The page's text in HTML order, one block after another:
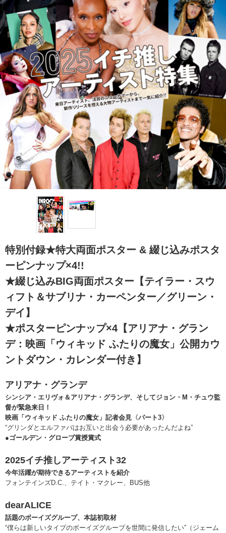
特別付録★特大両面ポスター & 綴じ込みポスタ
ーピンナップ×4!!
★綴じ込みBIG両面ポスター【テイラー・スウ
ィフト＆サブリナ・カーペンター／グリーン・
デイ】
★ポスターピンナップ×4【アリアナ・グラン
デ：映画「ウィキッド ふたりの魔女」公開カウ
ントダウン・カレンダー付き】
アリアナ・グランデ
シンシア・エリヴォ＆アリアナ・グランデ、そしてジョン・M・チュウ監
督が緊急来日！
映画「ウィキッド ふたりの魔女」記者会見〈パート3〉
“グリンダとエルファバはお互いと出会う必要があったんだよね”
●ゴールデン・グローブ賞授賞式
2025イチ推しアーティスト32
今年活躍が期待できるアーティストを紹介
フォンテインズD.C.、テイト・マクレー、BUS他
dearALICE
話題のボーイズグループ、本誌初取材
“僕らは新しいタイプのボーイズグループを世間に発信したい”（ジェーム